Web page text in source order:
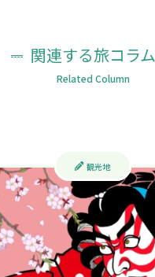
関連する旅コラム
Related Column
観光地